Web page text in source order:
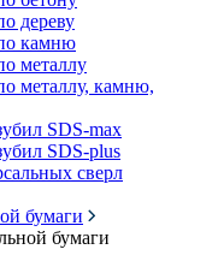
дереву
камню
металлу
металлу, камню,
SDS-max
SDS-plus
сверл
бумаги
бумаги